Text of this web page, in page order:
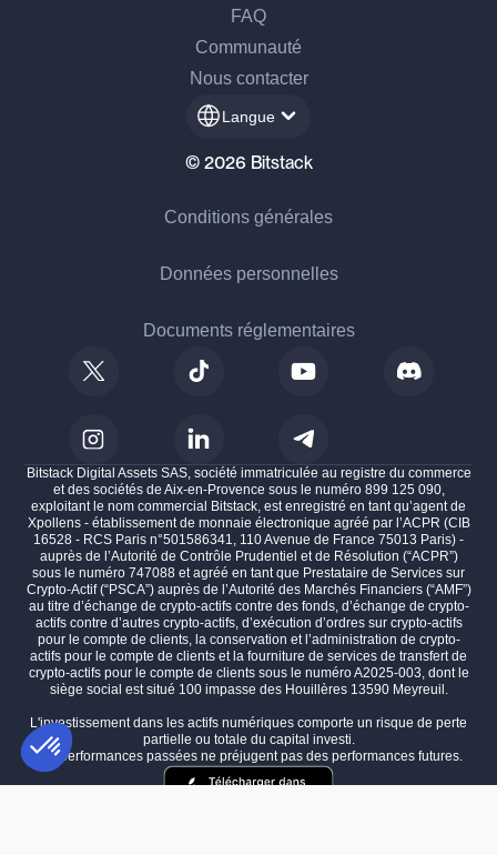
FAQ
Communauté
Nous contacter
Langue
© 2026 Bitstack
Conditions générales
Données personnelles
Documents réglementaires
Bitstack Digital Assets SAS, société immatriculée au registre du commerce
et des sociétés de Aix-en-Provence sous le numéro 899 125 090,
exploitant le nom commercial Bitstack, est enregistré en tant qu’agent de
Xpollens - établissement de monnaie électronique agréé par l’ACPR (CIB
16528 - RCS Paris n°501586341, 110 Avenue de France 75013 Paris) -
auprès de l’Autorité de Contrôle Prudentiel et de Résolution (“ACPR”)
sous le numéro 747088 et agréé en tant que Prestataire de Services sur
Crypto-Actif (“PSCA”) auprès de l’Autorité des Marchés Financiers (“AMF”)
au titre d’échange de crypto-actifs contre des fonds, d’échange de crypto-
actifs contre d’autres crypto-actifs, d’exécution d’ordres sur crypto-actifs
pour le compte de clients, la conservation et l’administration de crypto-
actifs pour le compte de clients et la fourniture de services de transfert de
crypto-actifs pour le compte de clients sous le numéro A2025-003, dont le
siège social est situé 100 impasse des Houillères 13590 Meyreuil.
L'investissement dans les actifs numériques comporte un risque de perte
partielle ou totale du capital investi.
Les performances passées ne préjugent pas des performances futures.